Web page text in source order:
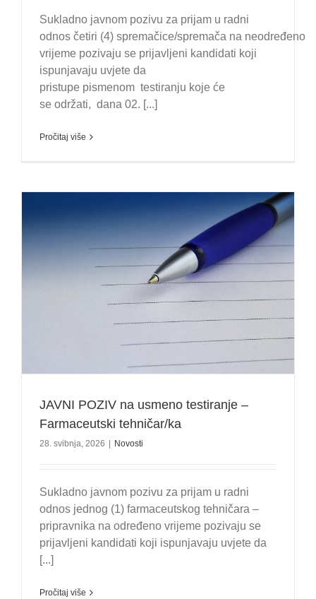
Sukladno javnom pozivu za prijam u radni
odnos četiri (4) spremačice/spremača na neodređeno
vrijeme pozivaju se prijavljeni kandidati koji
ispunjavaju uvjete da
pristupe pismenom testiranju koje će
se održati, dana 02. [...]
Pročitaj više
JAVNI POZIV na usmeno testiranje –
Farmaceutski tehničar/ka
28. svibnja, 2026 Novosti
Sukladno javnom pozivu za prijam u radni
odnos jednog (1) farmaceutskog tehničara –
pripravnika na određeno vrijeme pozivaju se
prijavljeni kandidati koji ispunjavaju uvjete da
[...]
Pročitaj više